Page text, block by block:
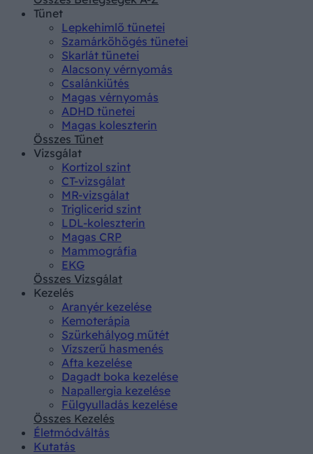
Tünet
Lepkehimlő tünetei
Szamárköhögés tünetei
Skarlát tünetei
Alacsony vérnyomás
Csalánkiütés
Magas vérnyomás
ADHD tünetei
Magas koleszterin
Összes Tünet
Vizsgálat
Kortizol szint
CT-vizsgálat
MR-vizsgálat
Triglicerid szint
LDL-koleszterin
Magas CRP
Mammográfia
EKG
Összes Vizsgálat
Kezelés
Aranyér kezelése
Kemoterápia
Szürkehályog műtét
Vízszerű hasmenés
Afta kezelése
Dagadt boka kezelése
Napallergia kezelése
Fülgyulladás kezelése
Összes Kezelés
Életmódváltás
Kutatás